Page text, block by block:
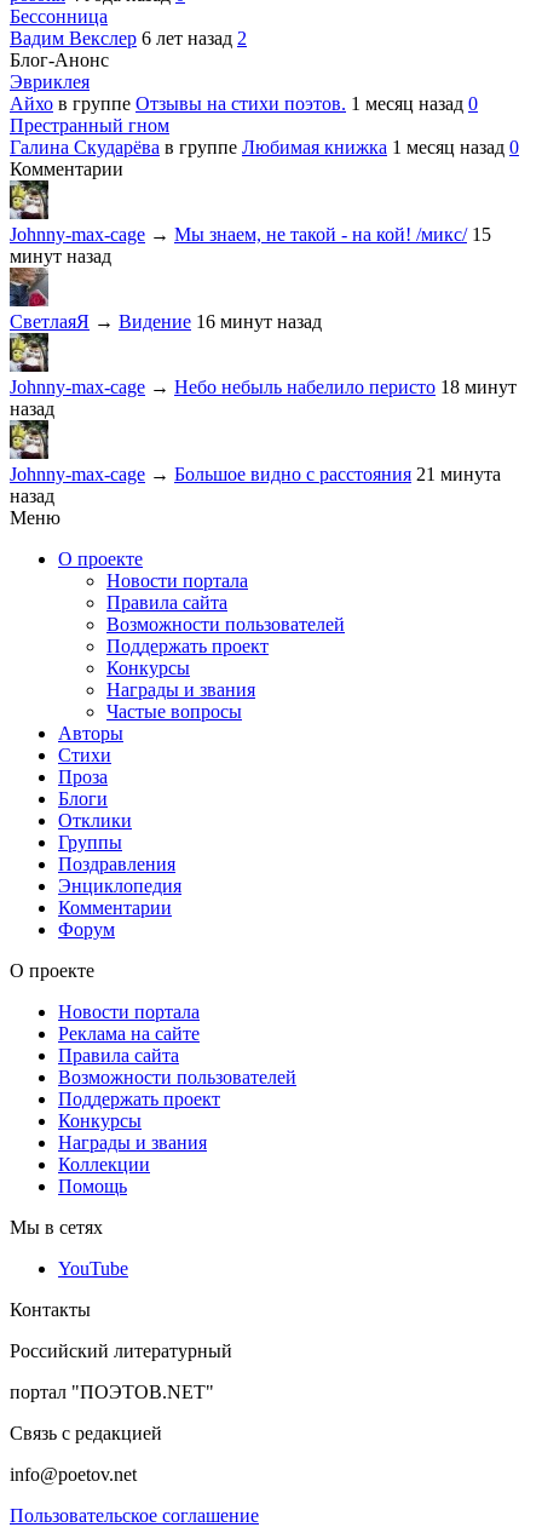
Бессонница
Вадим Векслер 6 лет назад 2
Блог-Анонс
Эвриклея
Айхо в группе Отзывы на стихи поэтов. 1 месяц назад 0
Престранный гном
Галина Скударёва в группе Любимая книжка 1 месяц назад 0
Комментарии
Johnny-max-cage → Мы знаем, не такой - на кой! /микс/ 15
минут назад
СветлаяЯ → Видение 16 минут назад
Johnny-max-cage → Небо небыль набелило перисто 18 минут
назад
Johnny-max-cage → Большое видно с расстояния 21 минута
назад
Меню
О проекте
Новости портала
Правила сайта
Возможности пользователей
Поддержать проект
Конкурсы
Награды и звания
Частые вопросы
Авторы
Стихи
Проза
Блоги
Отклики
Группы
Поздравления
Энциклопедия
Комментарии
Форум
О проекте
Новости портала
Реклама на сайте
Правила сайта
Возможности пользователей
Поддержать проект
Конкурсы
Награды и звания
Коллекции
Помощь
Мы в сетях
YouTube
Контакты
Российский литературный
портал "ПОЭТОВ.NET"
Связь с редакцией
info@poetov.net
Пользовательское соглашение